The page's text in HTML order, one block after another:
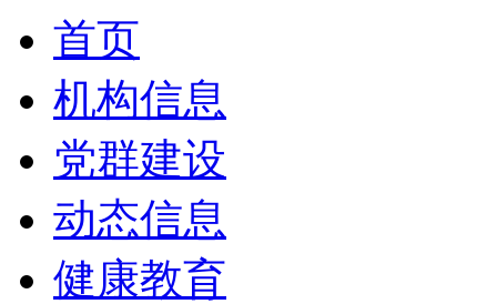
首页
机构信息
党群建设
动态信息
健康教育